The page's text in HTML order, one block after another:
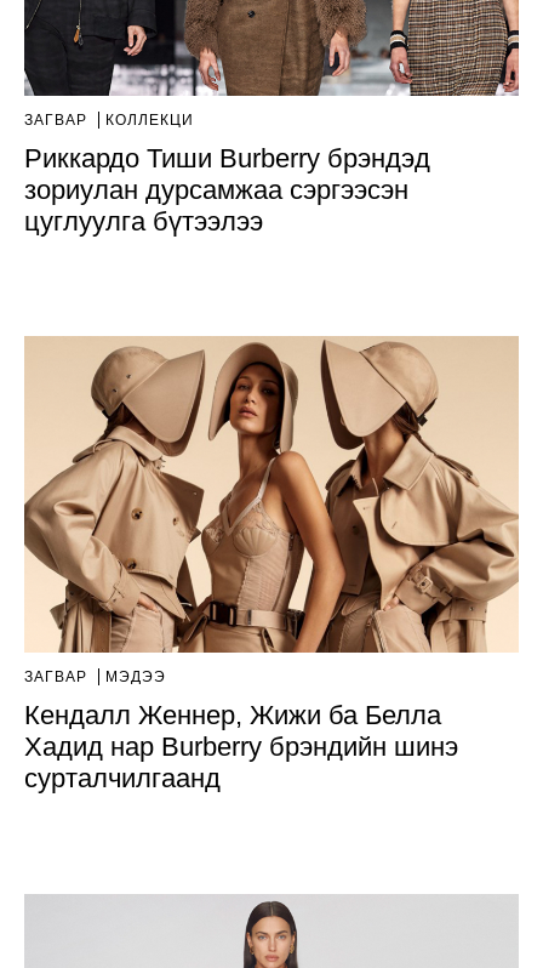
ЗАГВАР КОЛЛЕКЦИ
Риккардо Тиши Burberry брэндэд
зориулан дурсамжаа сэргээсэн
цуглуулга бүтээлээ
ЗАГВАР МЭДЭЭ
Кендалл Женнер, Жижи ба Белла
Хадид нар Burberry брэндийн шинэ
сурталчилгаанд